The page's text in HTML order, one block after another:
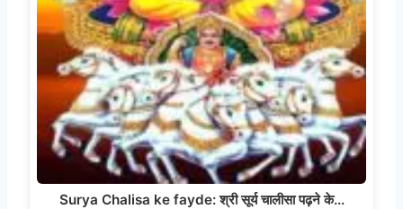
Surya Chalisa ke fayde: श्री सूर्य चालीसा पढ़ने के…